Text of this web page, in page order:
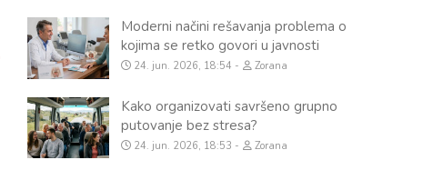
Moderni načini rešavanja problema o
kojima se retko govori u javnosti
24. jun. 2026, 18:54 Zorana
Kako organizovati savršeno grupno
putovanje bez stresa?
24. jun. 2026, 18:53 Zorana